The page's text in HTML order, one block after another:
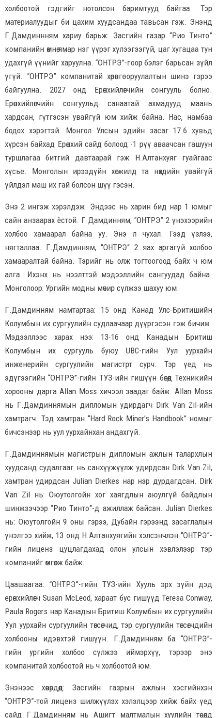
холбоотой гэдгийг нотолсон баримтууд байгаа. Тэр
материалуудыг би цахим хуудсандаа тавьсан гэж. Энэнд
Г.Дамдиннням хариу барьж: Засгийн газар “Рио Тинто”
компанийн өмнө ямар нэг үүрэг хүлээгээгүй, цаг хугацаа тун
удахгүй үүнийг харуулна. “ОНТРЭ”-гоор бэлэг барьсан зүйл
үгүй. “ОНТРЭ” компанитай хөрөнгө оруулалтын шинэ гэрээ
байгуулна. 2027 онд Ерөнхийлөгчийн сонгууль болно.
Ерөнхийлөгчийн сонгуульд санаатай ахмадууд маань
хардсан, гүтгэсэн увайгүй юм хийж байна. Нас, намбаа
бодох хэрэгтэй. Монгол Улсын эдийн засаг 17.6 хувьд
хүрсэн байхад Ерөнхий сайд болоод -1 рүү аваачсан гашуун
туршлагаа битгий давтаарай гэж Н.Алтанхуяг гуайгаас
хүсье. Монголын ирээдүйн хөгжилд та нөхдийн увайгүй
үйлдэл маш их гай болсон шүү гэсэн.
Энэ 2 ингэж хэрэлдэж. Эндээс нь харин бид нар 1 юмыг
сайн анзаарах ёстой. Г.Дамдинням, “ОНТРЭ” 2 үнэхээрийн
холбоо хамаарал байна уу. Энэ л чухал. Гээд үзлээ,
нягталлаа. Г.Дамдинням, “ОНТРЭ” 2 яах аргагүй холбоо
хамааралтай байна. Тэрийг нь олж тогтоогоод байх ч юм
алга. Ихэнх нь нээлттэй мэдээллийн сангуудад байна.
Монголоор: Ургийн модны мөчир сүлжээ шахуу юм.
Г.Дамдинням намтартаа: 15 онд Канад Улс-Бритишийн
Колумбын их сургуулийн судлаачаар дүүргэсэн гэж бичиж.
Мэдээллээс харах нээ: 13-16 онд Канадын Бритиш
Колумбын их сургууль буюу UBC-гийн Уул уурхайн
инженерийн сургуулийн магистрт сурч. Тэр үед нь
эдүгээгийн “ОНТРЭ”-гийн ТУЗ-ийн гишүүн бөгөөд Техникийн
хорооны дарга Allan Moss хичээл заадаг байж. Allan Moss
нь Г.Дамдиннямын дипломын удирдагч Dirk Van Zil-ийн
хамтрагч. Тэд хамтран “Hard Rock Miner’s Handbook” номыг
бичсэнээр нь уул уурхайнхан андахгүй.
Г.Дамдиннямын магистрын дипломын ажлын талархлын
хуудсанд судалгааг нь санхүүжүүлж удирдсан Dirk Van Zil,
хамтран удирдсан Julian Dierkes нар нэр дурдагдсан. Dirk
Van Zil нь: Оюутолгойн хог хаягдлын аюулгүй байдлын
шинжээчээр “Рио Тинто”-д ажиллаж байсан. Julian Dierkes
нь: Оюутолгойн 9 оны гэрээ, Дубайн гэрээнд засаглалын
үнэлгээ хийж, 13 онд Н.Алтанхуягийн хэлсэнчлэн “ОНТРЭ”-
гийн лиценз цуцлагдахад олон улсын хэвлэлээр тэр
компанийг өмгөөлж байж.
Цаашаагаа: “ОНТРЭ”-гийн ТУЗ-ийн Хууль эрх зүйн дэд
ерөнхийлөгч Su­san McLeod, хараат бус гишүүд Teresa Conway,
Paula Rogers нар Канадын Бритиш Колумбын их сургуулийн
Уул уурхайн сургуулийн төгсөгчид, тэр сургуулийн төгсөгчдийн
холбооны идэвхтэй гишүүн. Г.Дамдинням ба “ОНТРЭ”-
гийн ургийн холбоо сүлжээ иймэрхүү, тэрээр энэ
компанитай холбоотой нь ч холбоотой юм.
Энэнээс хөвөрдөөд: Засгийн газрын ажлын хэсгийнхэн
“ОНТРЭ”-той лиценз шилжүүлэх хэлэлцээр хийж байх үед
сайд Г.Дамдинням нь Ашигт малтмалын хуулийн төсөлд